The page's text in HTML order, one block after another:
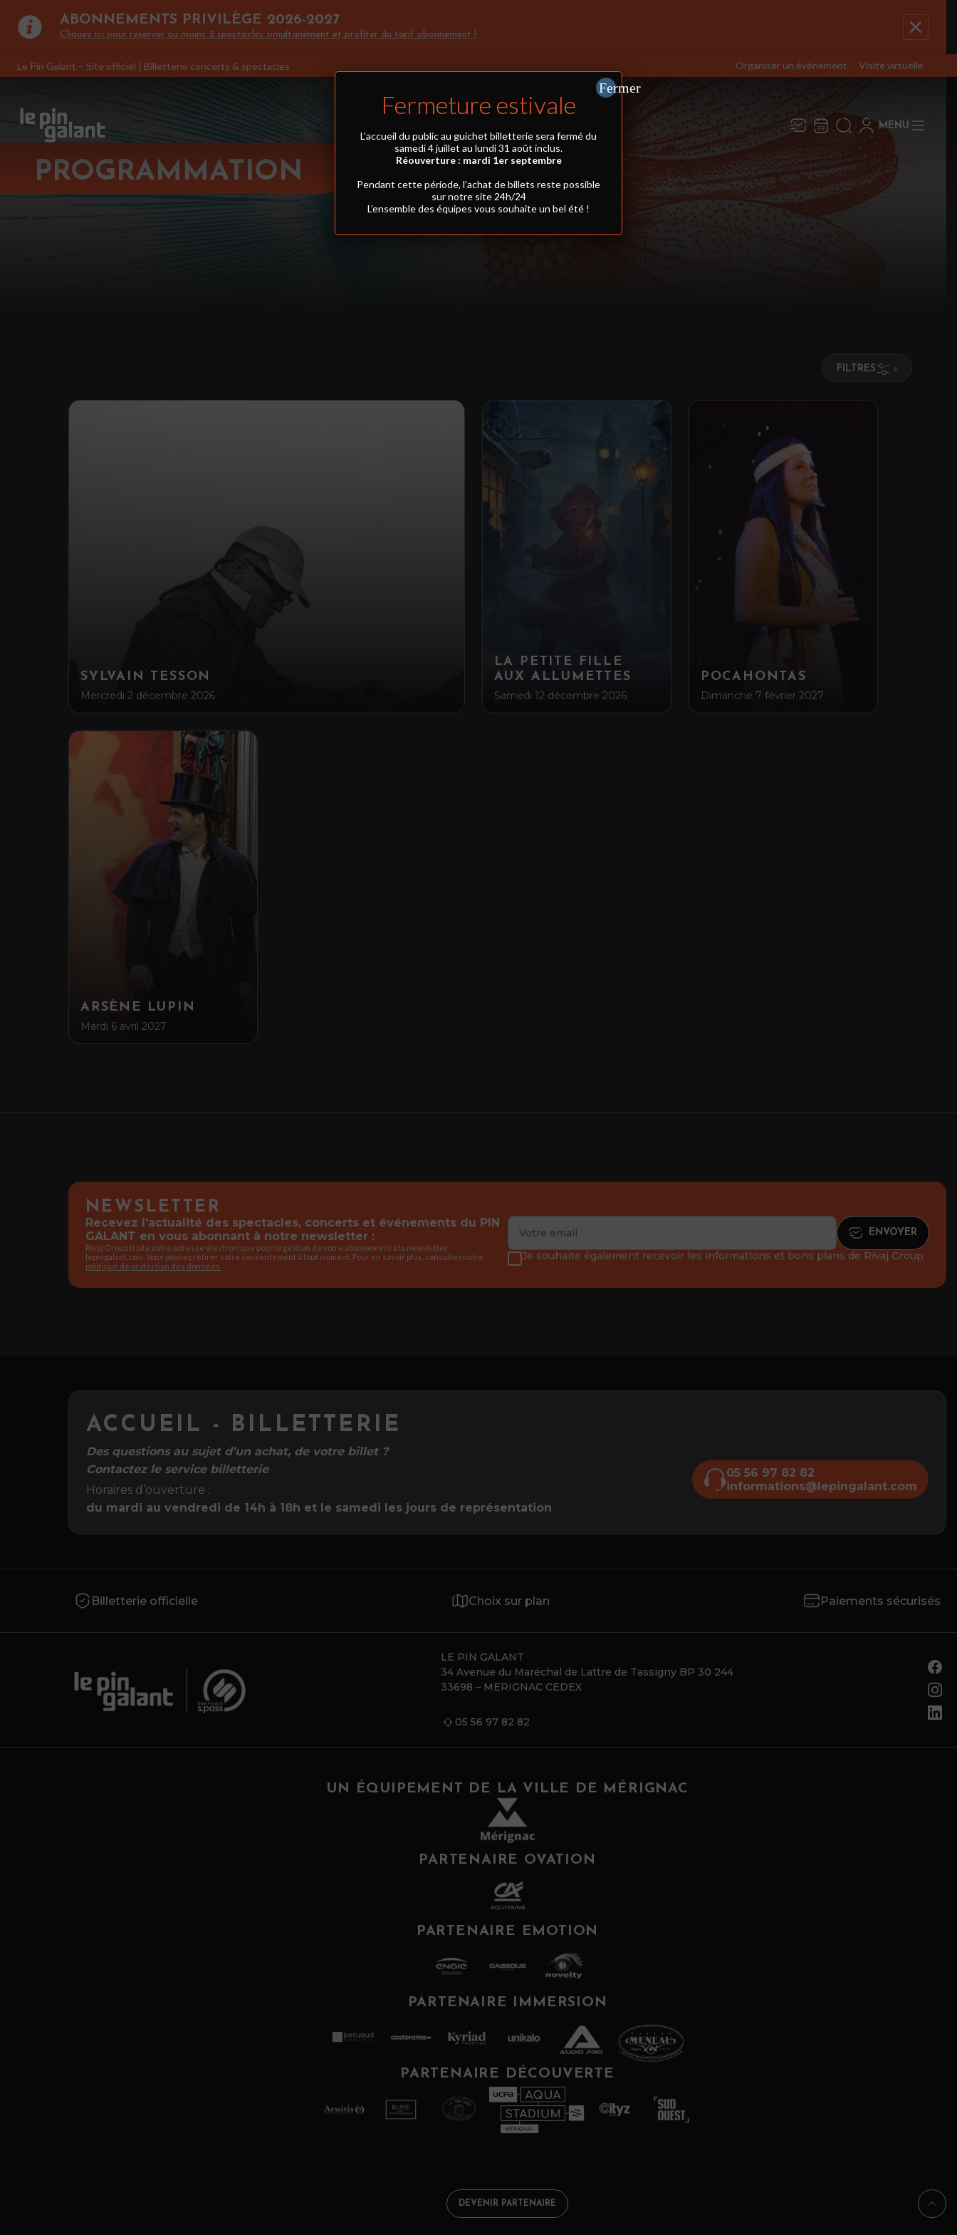
ABONNEMENTS PRIVILÈGE 2026-2027
Cliquez ici pour réserver au moins 3 spectacles simultanément et profiter du tarif abonnement !
Le Pin Galant – Site officiel | Billetterie concerts & spectacles Organiser un événement Visite virtuelle
Recevez toute l’actualité en
newsletter :
MENU
PROGRAMMATION
FILTRES
SYLVAIN TESSON
Mercredi 2 décembre 2026
LA PETITE FILLE
AUX ALLUMETTES
Samedi 12 décembre 2026
POCAHONTAS
Dimanche 7 février 2027
ARSÈNE LUPIN
Mardi 6 avril 2027
NEWSLETTER
Recevez l’actualité des spectacles, concerts et événements du PIN
GALANT en vous abonnant à notre newsletter :
Rivaj Group traite votre adresse électronique pour la gestion de votre abonnement à la newsletter
lepingalant.com. Vous pouvez retirer votre consentement à tout moment. Pour en savoir plus, consultez notre
politique de protection des données.
Je souhaite également recevoir les informations et bons plans de Rivaj Group
ACCUEIL - BILLETTERIE
Des questions au sujet d’un achat, de votre billet ?
Contactez le service billetterie
Horaires d’ouverture :
du mardi au vendredi de 14h à 18h et le samedi les jours de représentation
05 56 97 82 82
informations@lepingalant.com
Billetterie officielle Choix sur plan Paiements sécurisés
LE PIN GALANT
34 Avenue du Maréchal de Lattre de Tassigny BP 30 244
33698 – MERIGNAC CEDEX
05 56 97 82 82
UN ÉQUIPEMENT DE LA VILLE DE MÉRIGNAC
PARTENAIRE OVATION
PARTENAIRE EMOTION
PARTENAIRE IMMERSION
PARTENAIRE DÉCOUVERTE
DEVENIR PARTENAIRE
Fermeture estivale
L’accueil du public au guichet billetterie sera fermé du
samedi 4 juillet au lundi 31 août inclus.
Réouverture : mardi 1er septembre
Pendant cette période, l’achat de billets reste possible
sur notre site 24h/24
L’ensemble des équipes vous souhaite un bel été !
Fermer